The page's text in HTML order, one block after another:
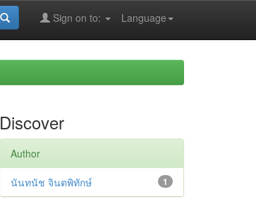
Language
Sign on to:
Discover
Author
1
นันทนัช จินตพิทักษ์